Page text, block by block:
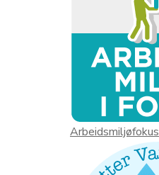
Arbeidsmiljøfokus